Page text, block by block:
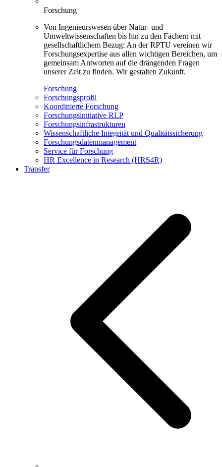
Forschung
Von Ingenieurswesen über Natur- und
Umweltwissenschaften bis hin zu den Fächern mit
gesellschaftlichem Bezug: An der RPTU vereinen wir
Forschungsexpertise aus allen wichtigen Bereichen, um
gemeinsam Antworten auf die drängenden Fragen
unserer Zeit zu finden. Wir gestalten Zukunft.
Forschung
Forschungsprofil
Koordinierte Forschung
Forschungsinitiative RLP
Forschungsinfrastrukturen
Wissenschaftliche Integrität und Qualitätssicherung
Forschungsdatenmanagement
Service für Forschung
HR Excellence in Research (HRS4R)
Transfer